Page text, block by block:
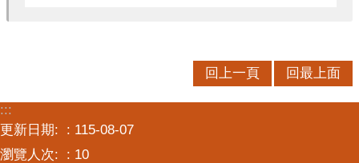
開
資
回上一頁 回最上面
:::
更新日期:
115-08-07
瀏覽人次:
10